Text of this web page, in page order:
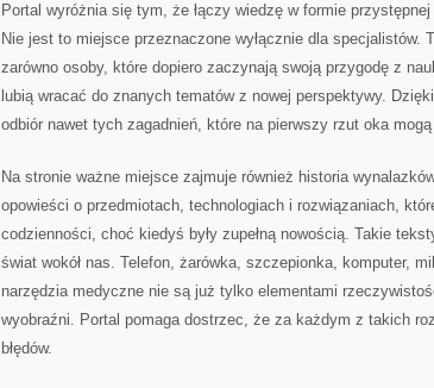
Portal wyróżnia się tym, że łączy wiedzę w formie
Nie jest to miejsce przeznaczone wyłącznie dla specjalistów.
zarówno osoby, które dopiero zaczynają swoją przygodę z
lubią wracać do znanych tematów z nowej perspektywy.
odbiór nawet tych zagadnień, które na pierwszy rzut oka
Na stronie ważne miejsce zajmuje również historia
opowieści o przedmiotach, technologiach i rozwiązaniach,
codzienności, choć kiedyś były zupełną nowością. Takie
świat wokół nas. Telefon, żarówka, szczepionka, komputer,
narzędzia medyczne nie są już tylko elementami
wyobraźni. Portal pomaga dostrzec, że za każdym z takich
błędów.